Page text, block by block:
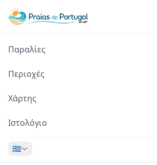
Παραλίες
Περιοχές
Χάρτης
Ιστολόγιο
🇬🇷